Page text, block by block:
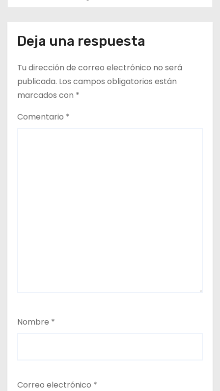
a
d
a
s
Deja una respuesta
Tu dirección de correo electrónico no será
publicada. Los campos obligatorios están
marcados con *
Comentario *
Nombre *
Correo electrónico *